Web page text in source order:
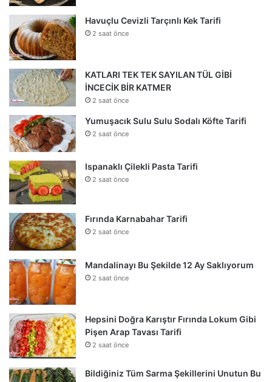
Havuçlu Cevizli Tarçınlı Kek Tarifi
2 saat önce
KATLARI TEK TEK SAYILAN TÜL GİBİ
İNCECİK BİR KATMER
2 saat önce
Yumuşacık Sulu Sulu Sodalı Köfte Tarifi
2 saat önce
Ispanaklı Çilekli Pasta Tarifi
2 saat önce
Fırında Karnabahar Tarifi
2 saat önce
Mandalinayı Bu Şekilde 12 Ay Saklıyorum
2 saat önce
Hepsini Doğra Karıştır Fırında Lokum Gibi
Pişen Arap Tavası Tarifi
2 saat önce
Bildiğiniz Tüm Sarma Şekillerini Unutun Bu